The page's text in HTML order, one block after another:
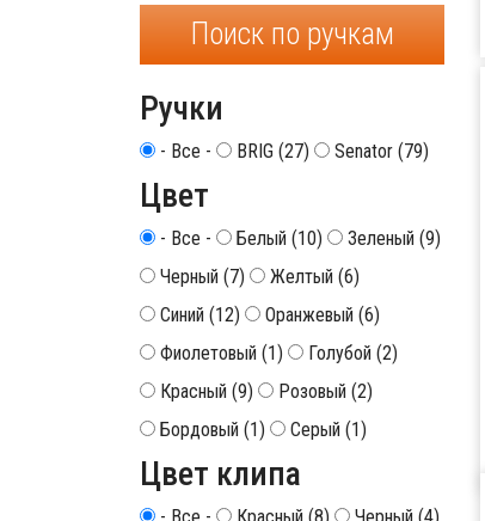
Поиск по ручкам
Ручки
- Все - BRIG (27) Senator (79)
Цвет
- Все - Белый (10)
Зеленый (9)
Черный (7)
Желтый (6)
Синий (12)
Оранжевый (6)
Фиолетовый (1)
Голубой (2)
Красный (9)
Розовый (2)
Бордовый (1)
Серый (1)
Цвет клипа